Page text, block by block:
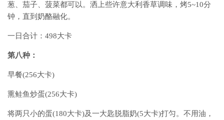
葱、茄子、菠菜都可以。洒上些许意大利香草调味，烤5~10分
钟，直到奶酪融化。
一日合计：498大卡
第八种：
早餐(256大卡)
熏鲑鱼炒蛋(256大卡)
将两只小的蛋(180大卡)及一大匙脱脂奶(5大卡)打匀。不用油，